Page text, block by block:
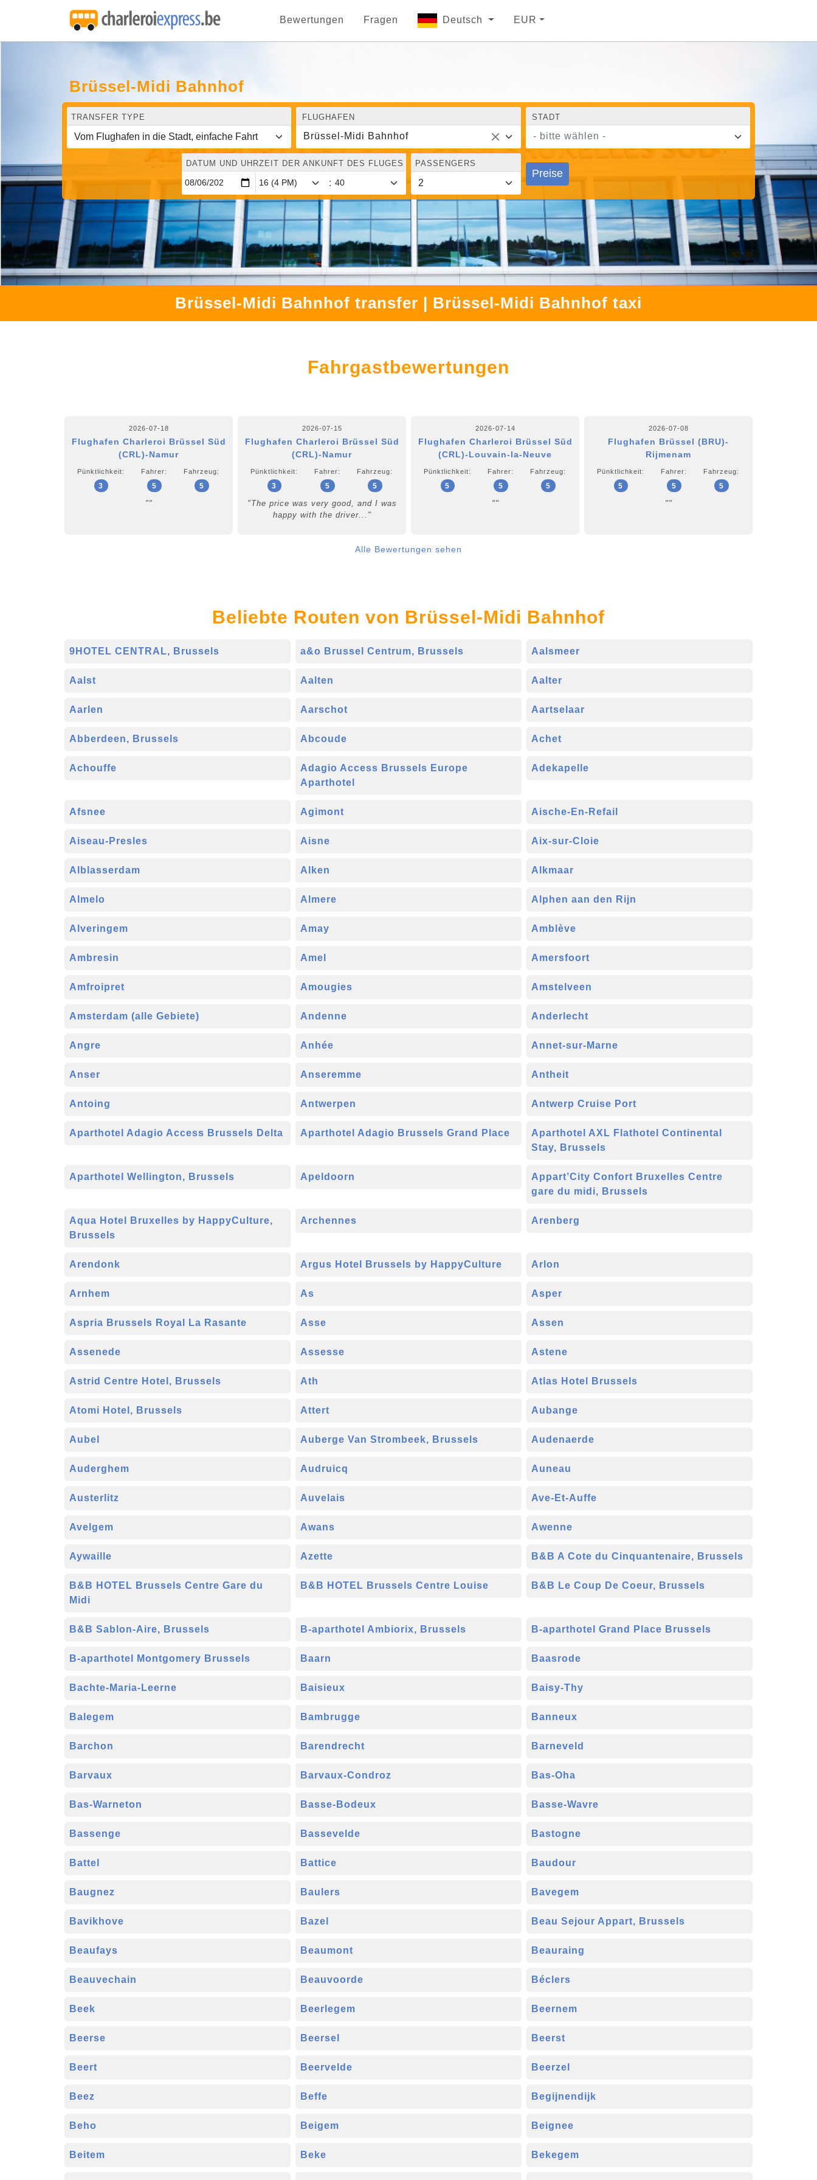
Bewertungen Fragen Deutsch EUR
Brüssel-Midi Bahnhof
TRANSFER TYPE FLUGHAFEN
Brüssel-Midi Bahnhof
STADT
- bitte wählen -
DATUM UND UHRZEIT DER ANKUNFT DES FLUGES
:
PASSENGERS
Preise
Brüssel-Midi Bahnhof transfer | Brüssel-Midi Bahnhof taxi
Fahrgastbewertungen
2026-07-18
Flughafen Charleroi Brüssel Süd
(CRL)-Namur
Pünktlichkeit:
3
Fahrer:
5
Fahrzeug:
5
""
2026-07-15
Flughafen Charleroi Brüssel Süd
(CRL)-Namur
Pünktlichkeit:
3
Fahrer:
5
Fahrzeug:
5
"The price was very good, and I was
happy with the driver..."
2026-07-14
Flughafen Charleroi Brüssel Süd
(CRL)-Louvain-la-Neuve
Pünktlichkeit:
5
Fahrer:
5
Fahrzeug:
5
""
2026-07-08
Flughafen Brüssel (BRU)-
Rijmenam
Pünktlichkeit:
5
Fahrer:
5
Fahrzeug:
5
""
Alle Bewertungen sehen
Beliebte Routen von Brüssel-Midi Bahnhof
9HOTEL CENTRAL, Brussels a&o Brussel Centrum, Brussels Aalsmeer
Aalst Aalten Aalter
Aarlen Aarschot Aartselaar
Abberdeen, Brussels Abcoude Achet
Achouffe
Adagio Access Brussels Europe
Aparthotel
Adekapelle
Afsnee Agimont Aische-En-Refail
Aiseau-Presles Aisne Aix-sur-Cloie
Alblasserdam Alken Alkmaar
Almelo Almere Alphen aan den Rijn
Alveringem Amay Amblève
Ambresin Amel Amersfoort
Amfroipret Amougies Amstelveen
Amsterdam (alle Gebiete) Andenne Anderlecht
Angre Anhée Annet-sur-Marne
Anser Anseremme Antheit
Antoing Antwerpen Antwerp Cruise Port
Aparthotel Adagio Access Brussels Delta Aparthotel Adagio Brussels Grand Place
Aparthotel AXL Flathotel Continental
Stay, Brussels
Aparthotel Wellington, Brussels Apeldoorn
Appart’City Confort Bruxelles Centre
gare du midi, Brussels
Aqua Hotel Bruxelles by HappyCulture,
Brussels
Archennes Arenberg
Arendonk Argus Hotel Brussels by HappyCulture Arlon
Arnhem As Asper
Aspria Brussels Royal La Rasante Asse Assen
Assenede Assesse Astene
Astrid Centre Hotel, Brussels Ath Atlas Hotel Brussels
Atomi Hotel, Brussels Attert Aubange
Aubel Auberge Van Strombeek, Brussels Audenaerde
Auderghem Audruicq Auneau
Austerlitz Auvelais Ave-Et-Auffe
Avelgem Awans Awenne
Aywaille Azette B&B A Cote du Cinquantenaire, Brussels
B&B HOTEL Brussels Centre Gare du
Midi
B&B HOTEL Brussels Centre Louise B&B Le Coup De Coeur, Brussels
B&B Sablon-Aire, Brussels B-aparthotel Ambiorix, Brussels B-aparthotel Grand Place Brussels
B-aparthotel Montgomery Brussels Baarn Baasrode
Bachte-Maria-Leerne Baisieux Baisy-Thy
Balegem Bambrugge Banneux
Barchon Barendrecht Barneveld
Barvaux Barvaux-Condroz Bas-Oha
Bas-Warneton Basse-Bodeux Basse-Wavre
Bassenge Bassevelde Bastogne
Battel Battice Baudour
Baugnez Baulers Bavegem
Bavikhove Bazel Beau Sejour Appart, Brussels
Beaufays Beaumont Beauraing
Beauvechain Beauvoorde Béclers
Beek Beerlegem Beernem
Beerse Beersel Beerst
Beert Beervelde Beerzel
Beez Beffe Begijnendijk
Beho Beigem Beignee
Beitem Beke Bekegem